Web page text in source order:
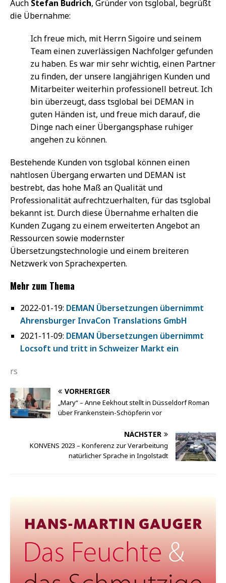
Auch Stefan Budrich, Gründer von tsglobal, begrüßt
die Übernahme:
Ich freue mich, mit Herrn Sigoire und seinem
Team einen zuverlässigen Nachfolger gefunden
zu haben. Es war mir sehr wichtig, einen Partner
zu finden, der unsere langjährigen Kunden und
Mitarbeiter weiterhin professionell betreut. Ich
bin überzeugt, dass tsglobal bei DEMAN in
guten Händen ist, und freue mich darauf, die
Dinge nach einer Übergangsphase ruhiger
angehen zu können.
Bestehende Kunden von tsglobal können einen
nahtlosen Übergang erwarten und DEMAN ist
bestrebt, das hohe Maß an Qualität und
Professionalität aufrechtzuerhalten, für das tsglobal
bekannt ist. Durch diese Übernahme erhalten die
Kunden Zugang zu einem erweiterten Angebot an
Ressourcen sowie modernster
Übersetzungstechnologie und einem breiteren
Netzwerk von Sprachexperten.
Mehr zum Thema
2022-01-19: DEMAN Übersetzungen übernimmt
Ahrensburger InvaCon Translations GmbH
2021-11-09: DEMAN Übersetzungen übernimmt
Locsoft und tritt in Schweizer Markt ein
rs
VORHERIGER
„Mary“ – Anne Eekhout stellt in Düsseldorf Roman
über Frankenstein-Schöpferin vor
NÄCHSTER
KONVENS 2023 – Konferenz zur Verarbeitung
natürlicher Sprache in Ingolstadt